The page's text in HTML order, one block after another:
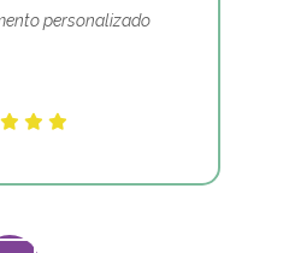
personalizado